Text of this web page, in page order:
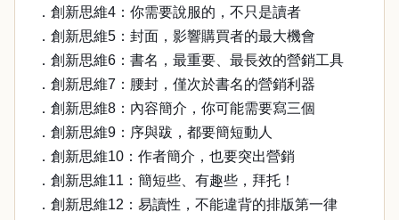
．創新思維4：你需要說服的，不只是讀者
．創新思維5：封面，影響購買者的最大機會
．創新思維6：書名，最重要、最長效的營銷工具
．創新思維7：腰封，僅次於書名的營銷利器
．創新思維8：內容簡介，你可能需要寫三個
．創新思維9：序與跋，都要簡短動人
．創新思維10：作者簡介，也要突出營銷
．創新思維11：簡短些、有趣些，拜托！
．創新思維12：易讀性，不能違背的排版第一律